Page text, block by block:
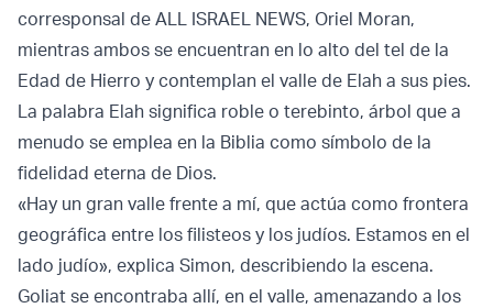
corresponsal de ALL ISRAEL NEWS, Oriel Moran,
mientras ambos se encuentran en lo alto del tel de la
Edad de Hierro y contemplan el valle de Elah a sus pies.
La palabra Elah significa roble o terebinto, árbol que a
menudo se emplea en la Biblia como símbolo de la
fidelidad eterna de Dios.
«Hay un gran valle frente a mí, que actúa como frontera
geográfica entre los filisteos y los judíos. Estamos en el
lado judío», explica Simon, describiendo la escena.
Goliat se encontraba allí, en el valle, amenazando a los